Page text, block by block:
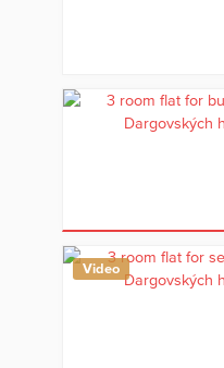
Video